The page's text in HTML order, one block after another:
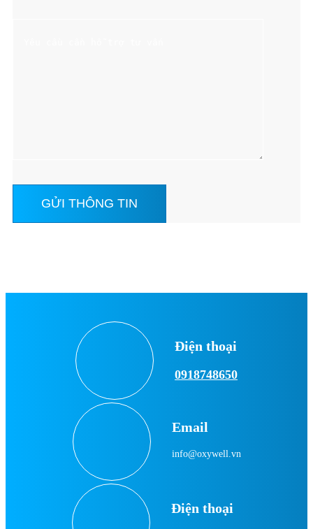
Điện thoại
0918748650
Email
info@oxywell.vn
Điện thoại